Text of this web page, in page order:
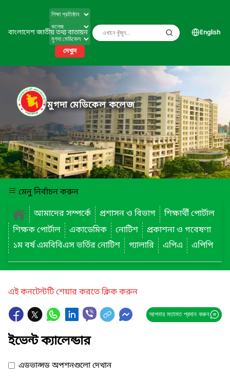
বাংলাদেশ জাতীয় তথ্য বাতায়ন
দেখুন
English
মুগদা মেডিকেল কলেজ
মেনু নির্বাচন করুন
আমাদের সম্পর্কে
প্রশাসন ও বিভাগ
শিক্ষার্থী পোর্টাল
শিক্ষক পোর্টাল
একাডেমিক নোটিশ
প্রকাশনা ও গবেষণা
১ম বর্ষ এমবিবিএস ভর্তির নোটিশ
গ্যালারি এপিএ এপিপি
এই কনটেন্টটি শেয়ার করতে ক্লিক করুন
আপনার মতামত প্রদান করুন
ইভেন্ট ক্যালেন্ডার
এডভান্সড অপশনগুলো দেখান